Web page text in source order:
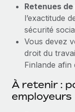
Retenues de
l’exactitude
sécurité
Vous devez
droit du
Finlande afin
À retenir :
employeurs